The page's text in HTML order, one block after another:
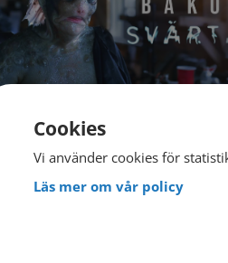
Cookies
Vi använder cookies för
Läs mer om vår policy